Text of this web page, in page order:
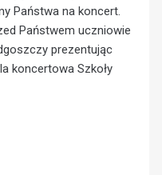
Państwa na koncert.
Państwem uczniowie
prezentując
koncertowa Szkoły